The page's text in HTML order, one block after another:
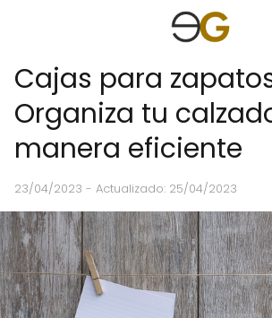
Cajas para
Organiza tu
manera eficiente
23/04/2023 - Actualizado: 25/04/2023